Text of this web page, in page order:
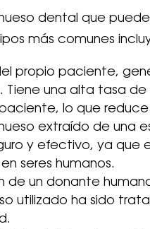
dental que
más comunes
propio paciente,
Tiene una alta tasa
lo que
extraído de una
y efectivo, ya que
seres humanos.
de un donante
utilizado ha sido